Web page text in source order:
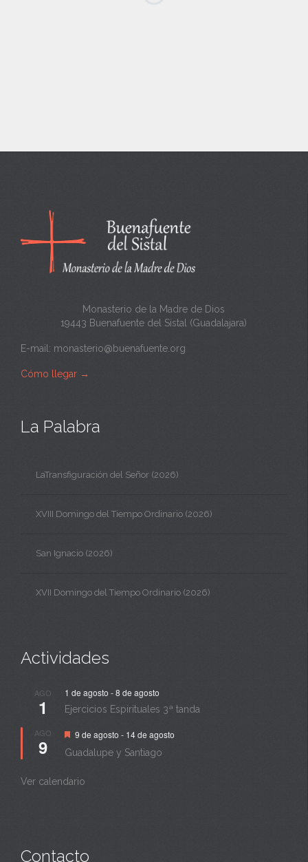
Monasterio de la Madre de Dios
19443 Buenafuente del Sistal (Guadalajara)
E-mail: monasterio@buenafuente.org
Cómo llegar →
La Palabra
LaTransfiguración del Señor (2026)
XVIII Domingo del Tiempo Ordinario (2026)
San Ignacio (2026)
XVII Domingo del Tiempo Ordinario (2026)
Actividades
AGO
1
1 de agosto -8 de agosto
Ejercicios Espirituales 3ª tanda
AGO
9
Destacado
9 de agosto - 14 de agosto
Guadalupe y Santiago
Ver calendario
Contacto